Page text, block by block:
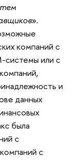
».
компаний с
системы или с
и
данных
была
с
с